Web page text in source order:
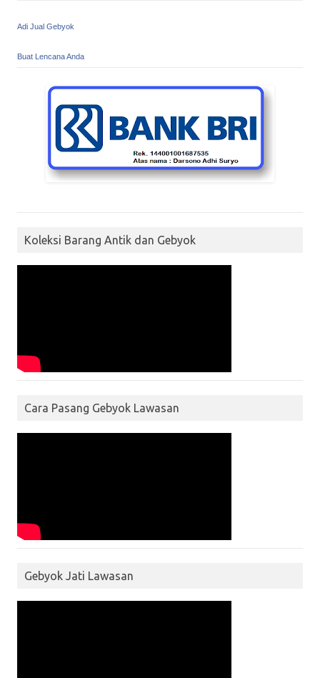
Adi Jual Gebyok
Buat Lencana Anda
Koleksi Barang Antik dan Gebyok
Cara Pasang Gebyok Lawasan
Gebyok Jati Lawasan